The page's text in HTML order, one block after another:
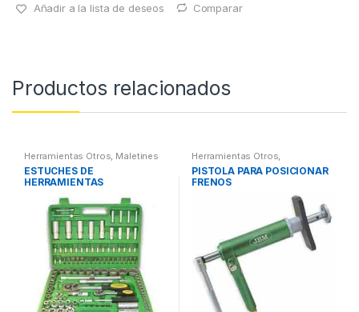
Añadir a la lista de deseos Comparar
Productos relacionados
Herramientas Otros, Maletines
Herramientas, Extractores,
Compresímetros, otros
ESTUCHES DE
HERRAMIENTAS
Herramientas Otros,
Herramientas Frenos y
Refrigeración
PISTOLA PARA POSICIONAR
FRENOS